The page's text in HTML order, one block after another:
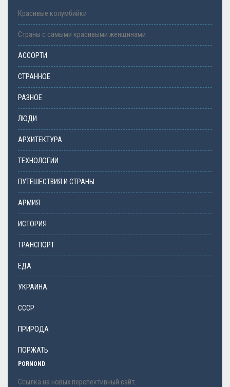
Красивые колумбийки
Страны с самыми красивыми женщинами
АССОРТИ
СТРАННОЕ
РАЗНОЕ
ЛЮДИ
АРХИТЕКТУРА
ТЕХНОЛОГИИ
ПУТЕШЕСТВИЯ И СТРАНЫ
АРМИЯ
ИСТОРИЯ
ТРАНСПОРТ
ЕДА
УКРАИНА
СССР
ПРИРОДА
ПОРЖАТЬ
PORNOND
Ссылка на новых перспективный сайт.